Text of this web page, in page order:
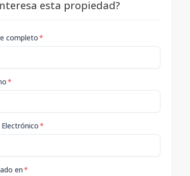
esta propiedad?
completo*
*
*
en*